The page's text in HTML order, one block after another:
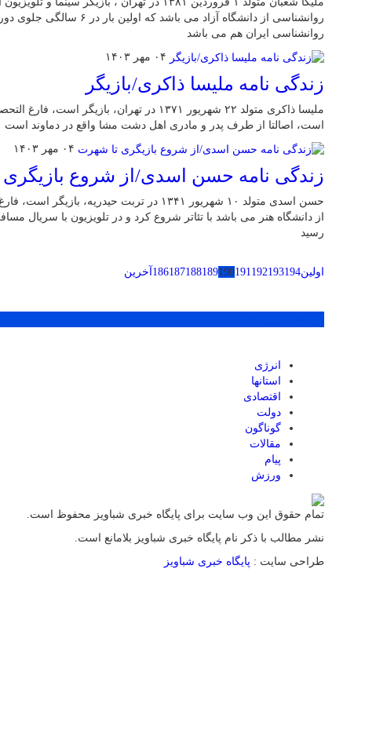
روانشناسی از دانشگاه آزاد می
روانشناسی ایران هم می باشد
۰۴ مهر ۱۴۰۳
زندگی نامه ملیسا ذاکری/بازیگر
ملیسا ذاکری متولد ۲۲ شهریور ۱۳۷۱ در تهران،
است، اصالتا از طرف پدر و مادری اهل دشت مشا واقع در دماوند است
۰۴ مهر ۱۴۰۳
زندگی نامه حسن اسدی/از شروع
حسن اسدی متولد ۱۰ شهریور ۱۳۴۱ در تربت
از دانشگاه هنر می باشد با تئاتر شروع کرد و در تلویزیون با سریال
رسید
اولین 186187188189190191 192193194 آخرین
انرژی
استانها
اقتصادی
دولت
گوناگون
مقالات
پیام
ورزش
تمام حقوق این وب سایت برای پایگاه خبری شباویز محفوظ است.
نشر مطالب با ذکر نام پایگاه خبری شباویز بلامانع است.
طراحی سایت : پایگاه خبری شباویز